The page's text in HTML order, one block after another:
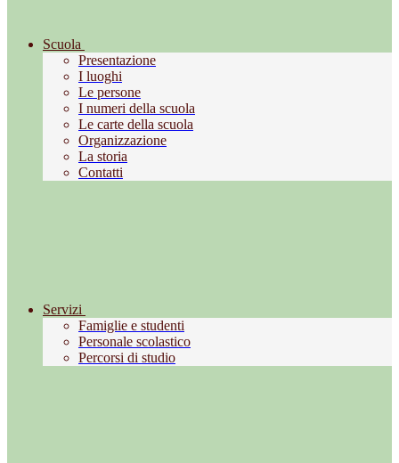
Scuola
Presentazione
I luoghi
Le persone
I numeri della scuola
Le carte della scuola
Organizzazione
La storia
Contatti
Servizi
Famiglie e studenti
Personale scolastico
Percorsi di studio